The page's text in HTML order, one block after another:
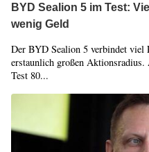
BYD Sealion 5 im Test:
wenig Geld
Der BYD Sealion 5 verbindet viel
erstaunlich großen
Test 80...